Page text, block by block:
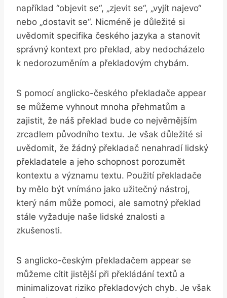
například ​“objevit se“, „zjevit se“, „vyjít najevo“
nebo „dostavit se“. Nicméně je důležité‍ si
uvědomit specifika‌ českého jazyka a stanovit
správný kontext pro ⁤překlad, aby ‌nedocházelo
‌k nedorozuměním a překladovým chybám.
S pomocí anglicko-českého⁢ překladače appear
se můžeme vyhnout ⁤mnoha přehmatům a
zajistit, že náš překlad bude co nejvěrnějším
zrcadlem původního textu. Je však důležité si
uvědomit, že žádný překladač⁢ nenahradí lidský
překladatele a jeho schopnost porozumět
kontextu a ⁢významu textu. Použití překladače
‌by mělo být vnímáno ​jako⁣ užitečný ‌nástroj,
který nám může pomoci, ale samotný překlad
stále vyžaduje naše ⁣lidské znalosti a
‍zkušenosti.
S anglicko-českým překladačem appear ⁣se
můžeme cítit jistější při překládání textů a
minimalizovat riziko překladových chyb. Je však